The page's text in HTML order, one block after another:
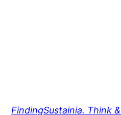
FindingSustainia. Think